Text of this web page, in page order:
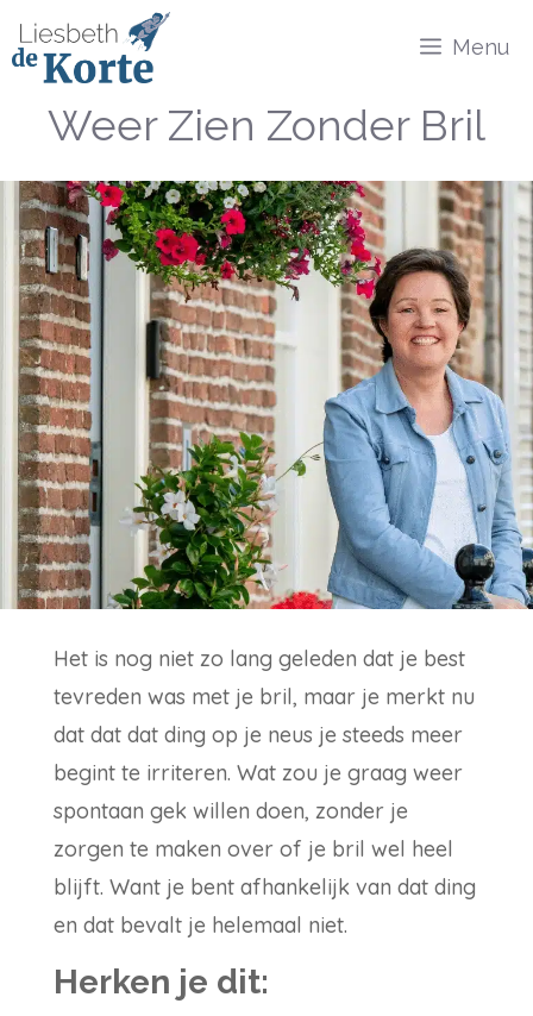
Ga
naar
inhoud
Menu
Weer Zien Zonder Bril
Het is nog niet zo lang geleden dat je best
tevreden was met je bril, maar je merkt nu
dat dat dat ding op je neus je steeds meer
begint te irriteren. Wat zou je graag weer
spontaan gek willen doen, zonder je
zorgen te maken over of je bril wel heel
blijft. Want je bent afhankelijk van dat ding
en dat bevalt je helemaal niet.
Herken je dit: